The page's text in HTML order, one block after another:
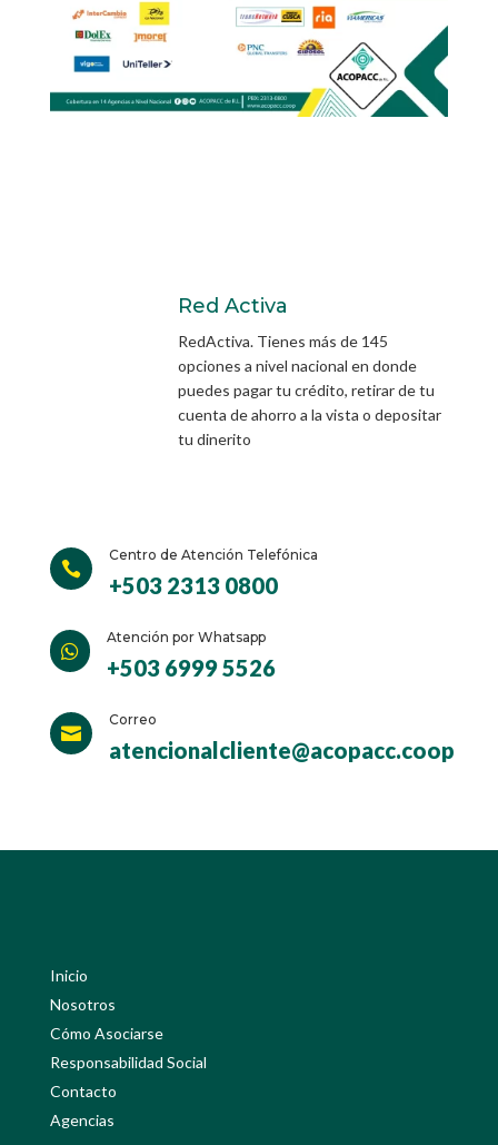
Red Activa
RedActiva. Tienes más de 145
opciones a nivel nacional en donde
puedes pagar tu crédito, retirar de tu
cuenta de ahorro a la vista o depositar
tu dinerito

Centro de Atención Telefónica
+503 2313 0800

Atención por Whatsapp
+503 6999 5526

Correo
atencionalcliente@acopacc.coop
Inicio
Nosotros
Cómo Asociarse
Responsabilidad Social
Contacto
Agencias